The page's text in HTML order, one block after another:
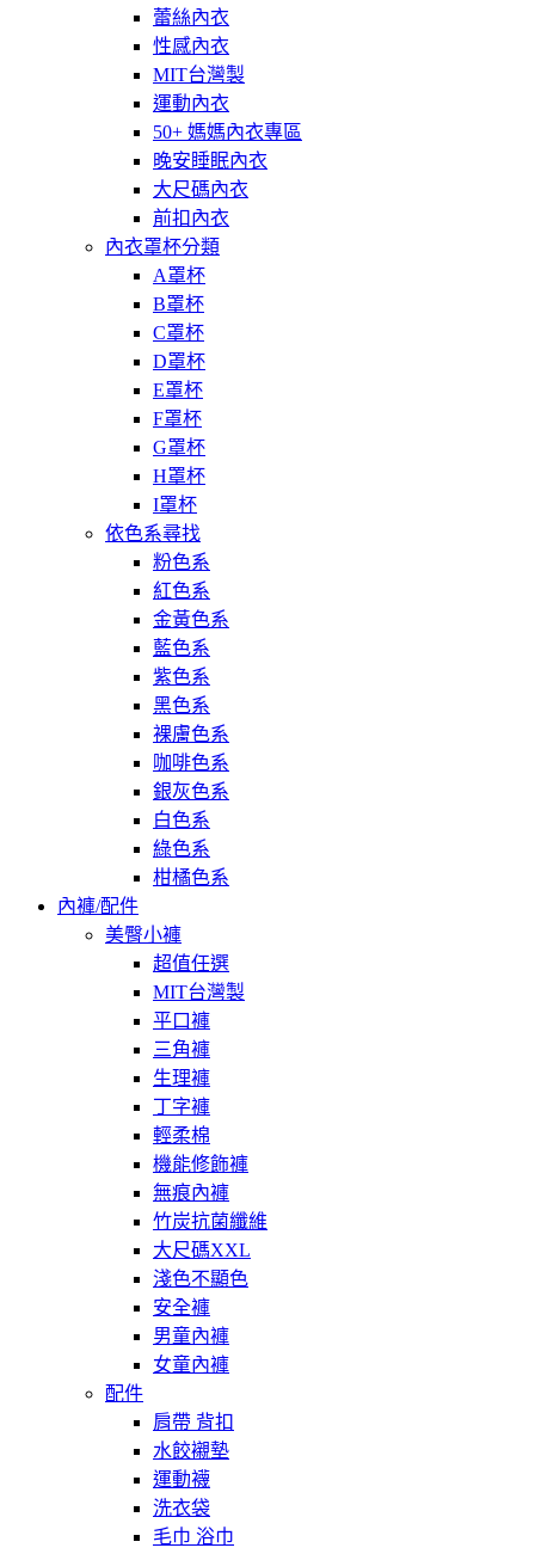
蕾絲內衣
性感內衣
MIT台灣製
運動內衣
50+ 媽媽內衣專區
晚安睡眠內衣
大尺碼內衣
前扣內衣
內衣罩杯分類
A罩杯
B罩杯
C罩杯
D罩杯
E罩杯
F罩杯
G罩杯
H罩杯
I罩杯
依色系尋找
粉色系
紅色系
金黃色系
藍色系
紫色系
黑色系
裸膚色系
咖啡色系
銀灰色系
白色系
綠色系
柑橘色系
內褲/配件
美臀小褲
超值任選
MIT台灣製
平口褲
三角褲
生理褲
丁字褲
輕柔棉
機能修飾褲
無痕內褲
竹炭抗菌纖維
大尺碼XXL
淺色不顯色
安全褲
男童內褲
女童內褲
配件
肩帶 背扣
水餃襯墊
運動襪
洗衣袋
毛巾 浴巾